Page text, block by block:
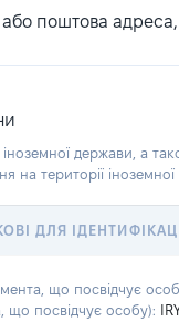
поштова адреса,
держави, а
на території
ДЛЯ
що посвідчує
що посвідчує особу):